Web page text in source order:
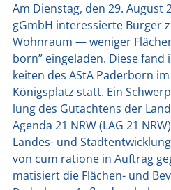
Am Diens­tag, den 29. August
gGmbH inter­es­sier­te Bür­ger
Wohn­raum — weni­ger
born” ein­ge­la­den. Die­se
kei­ten des AStA Pader­born
Königs­platz statt. Ein
lung des Gut­ach­tens der
Agen­da 21 NRW (LAG 21
Lan­des- und
von cum ratio­ne in Auf­trag
ma­ti­siert die Flä­chen- und